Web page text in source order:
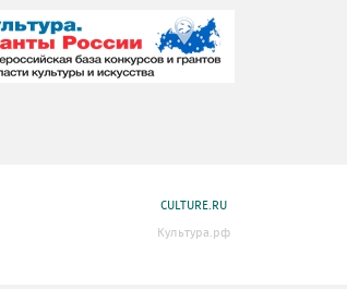
CULTURE.RU
Культура.рф